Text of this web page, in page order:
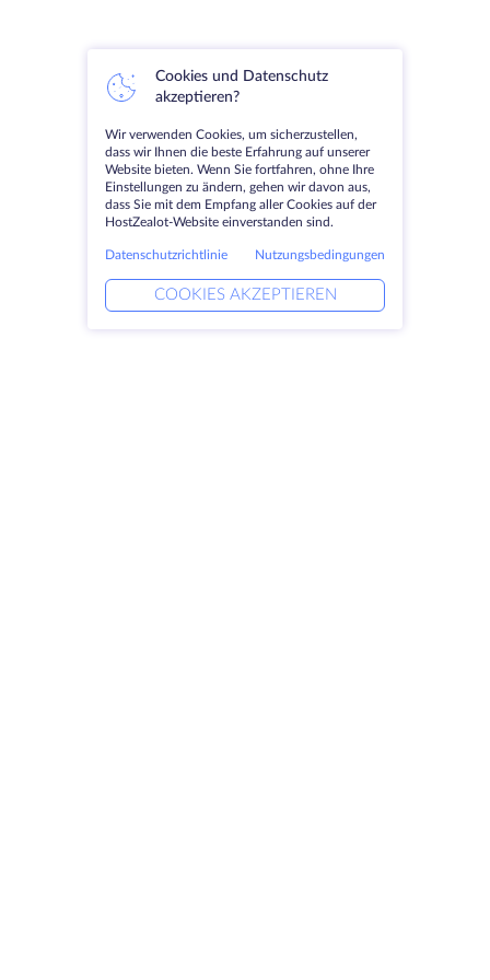
Cookies und Datenschutz
akzeptieren?
Wir verwenden Cookies, um sicherzustellen,
dass wir Ihnen die beste Erfahrung auf unserer
Website bieten. Wenn Sie fortfahren, ohne Ihre
Einstellungen zu ändern, gehen wir davon aus,
dass Sie mit dem Empfang aller Cookies auf der
HostZealot-Website einverstanden sind.
Datenschutzrichtlinie Nutzungsbedingungen
COOKIES AKZEPTIEREN